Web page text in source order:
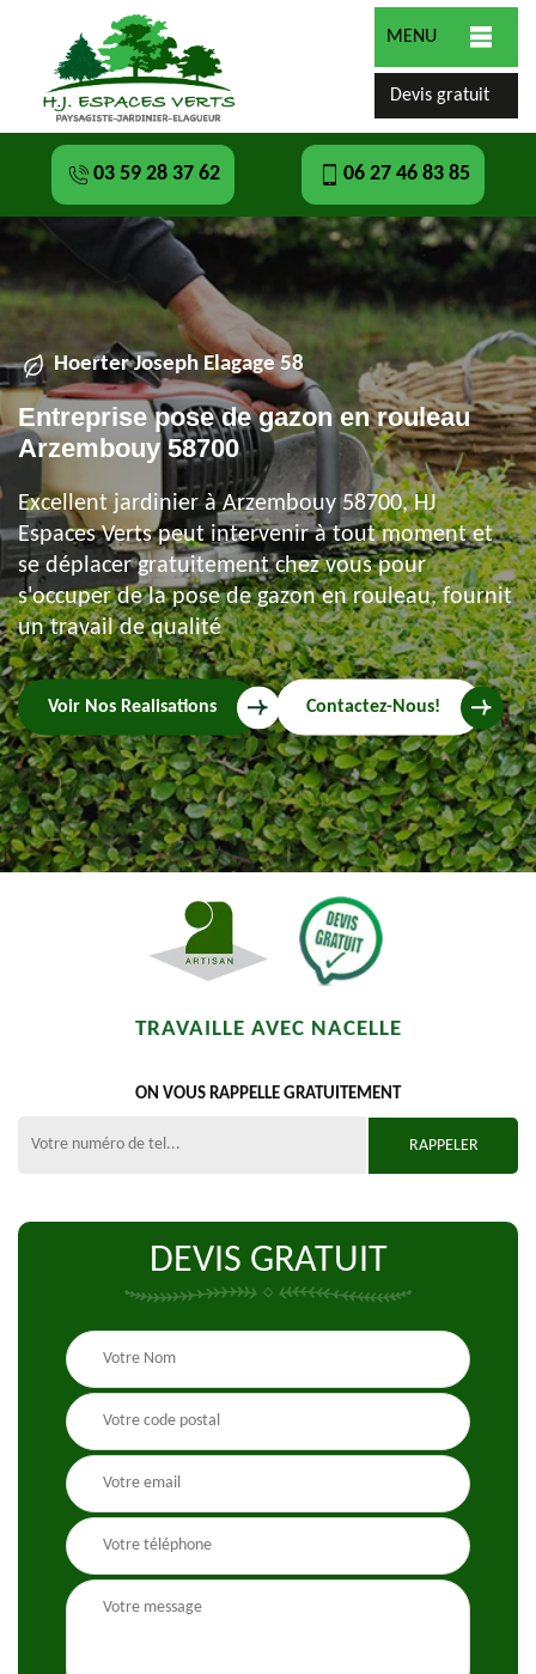
MENU
Devis gratuit
03 59 28 37 62 06 27 46 83 85
Hoerter Joseph Elagage 58
Entreprise pose de gazon en rouleau
Arzembouy 58700
Excellent jardinier à Arzembouy 58700, HJ
Espaces Verts peut intervenir à tout moment et
se déplacer gratuitement chez vous pour
s'occuper de la pose de gazon en rouleau, fournit
un travail de qualité
Voir Nos Realisations Contactez-Nous!
TRAVAILLE AVEC NACELLE
ON VOUS RAPPELLE GRATUITEMENT
DEVIS GRATUIT